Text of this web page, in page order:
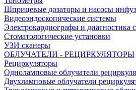
Шприцевые дозаторы и насосы
Видеоэндоскопические системы
Электрокардиографы и диагностика
Стоматологические установки
УЗИ сканеры
ОБЛУЧАТЕЛИ - РЕЦИРКУЛЯТОРЫ
Рециркуляторы
Одноламповые облучатели
Двухламповые облучатели